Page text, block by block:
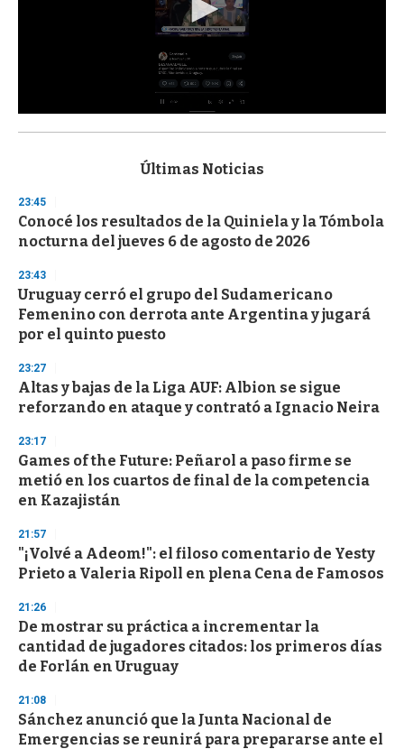
s
d
s
o
f
3
s
e
c
o
d
s
Últimas Noticias
23:45
Conocé los resultados de la Quiniela y la Tómbola
nocturna del jueves 6 de agosto de 2026
23:43
Uruguay cerró el grupo del Sudamericano
Femenino con derrota ante Argentina y jugará
por el quinto puesto
23:27
Altas y bajas de la Liga AUF: Albion se sigue
reforzando en ataque y contrató a Ignacio Neira
23:17
Games of the Future: Peñarol a paso firme se
metió en los cuartos de final de la competencia
en Kazajistán
21:57
"¡Volvé a Adeom!": el filoso comentario de Yesty
Prieto a Valeria Ripoll en plena Cena de Famosos
21:26
De mostrar su práctica a incrementar la
cantidad de jugadores citados: los primeros días
de Forlán en Uruguay
21:08
Sánchez anunció que la Junta Nacional de
Emergencias se reunirá para prepararse ante el